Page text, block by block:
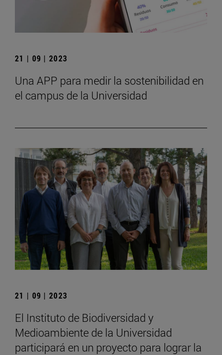
21 | 09 | 2023
Una APP para medir la sostenibilidad en
el campus de la Universidad
21 | 09 | 2023
El Instituto de Biodiversidad y
Medioambiente de la Universidad
participará en un proyecto para lograr la